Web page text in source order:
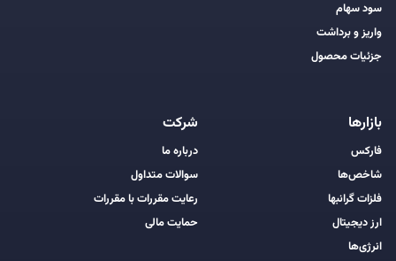
سود سهام
واریز و برداشت
جزئیات محصول
بازارها
فارکس
شاخص‌ها
فلزات گرانبها
ارز دیجیتال
انرژی‌ها
شرکت
درباره ما
سوالات متداول
رعایت مقررات با مقررات
حمایت مالی